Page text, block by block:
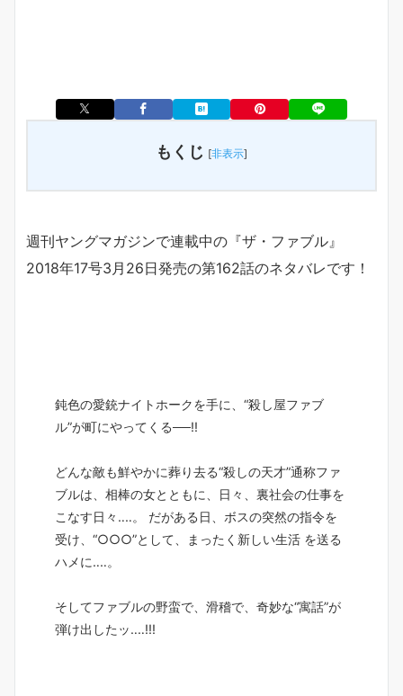
もくじ [非表示]
週刊ヤングマガジンで連載中の『ザ・ファブル』
2018年17号3月26日発売の第162話のネタバレです！
鈍色の愛銃ナイトホークを手に、“殺し屋ファブ
ル”が町にやってくる──!!
どんな敵も鮮やかに葬り去る“殺しの天才”通称ファ
ブルは、相棒の女とともに、日々、裏社会の仕事を
こなす日々‥‥。 だがある日、ボスの突然の指令を
受け、“○○○”として、まったく新しい生活 を送る
ハメに‥‥。
そしてファブルの野蛮で、滑稽で、奇妙な“寓話”が
弾け出したッ‥‥!!!